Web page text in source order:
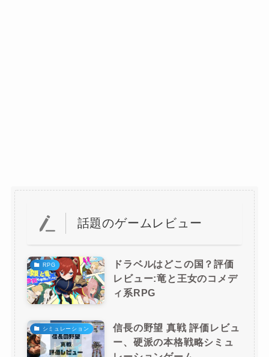
話題のゲームレビュー
RPG
ドラベルはどこの国？評価
レビュー:竜と王女のコメデ
ィ系RPG
シミュレーション
信長の野望 真戦 評価レビュ
ー、硬派の本格戦略シミュ